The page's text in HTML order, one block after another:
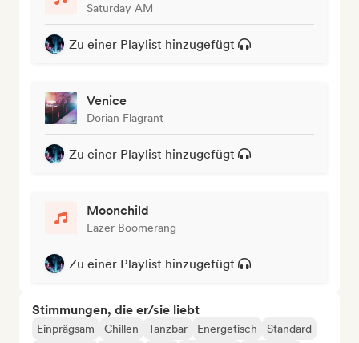
Saturday AM
Zu einer Playlist hinzugefügt
Venice
Dorian Flagrant
Zu einer Playlist hinzugefügt
Moonchild
Lazer Boomerang
Zu einer Playlist hinzugefügt
Stimmungen, die er/sie liebt
Einprägsam Chillen Tanzbar Energetisch
Standard